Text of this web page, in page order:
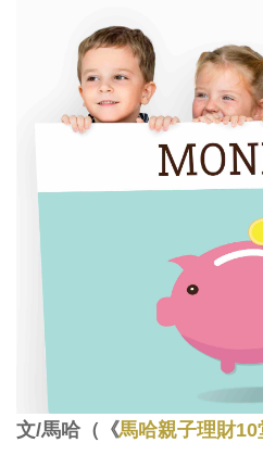
文/馬哈（《馬哈親子理財10